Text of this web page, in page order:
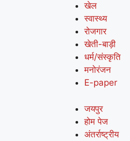
खेल
स्वास्थ्य
रोजगार
खेती-बाड़ी
धर्म/संस्कृति
मनोरंजन
E-paper
जयपुर
होम पेज
अंतर्राष्ट्रीय